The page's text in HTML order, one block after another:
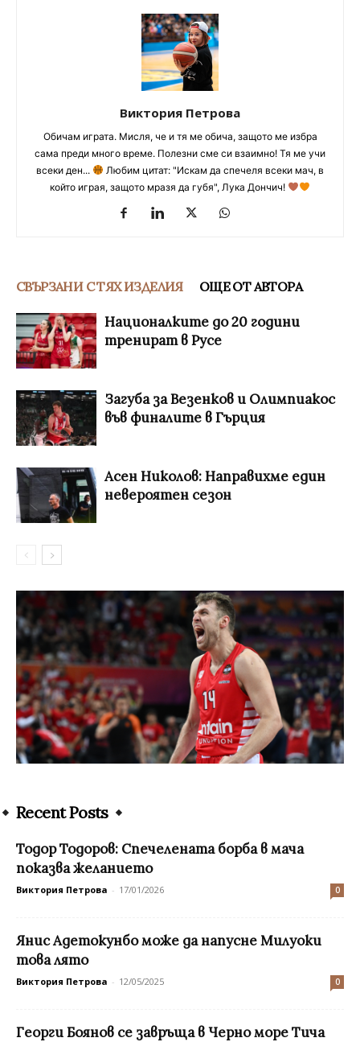
Виктория Петрова
Обичам играта. Мисля, че и тя ме обича, защото ме избра
сама преди много време. Полезни сме си взаимно! Тя ме учи
всеки ден...
Любим цитат: "Искам да спечеля всеки мач, в
който играя, защото мразя да губя", Лука Дончич!
СВЪРЗАНИ С ТЯХ ИЗДЕЛИЯ ОЩЕ ОТ АВТОРА
Националките до 20 години
тренират в Русе
Загуба за Везенков и Олимпиакос
във финалите в Гърция
Асен Николов: Направихме един
невероятен сезон
Recent Posts
Тодор Тодоров: Спечелената борба в мача
показва желанието
Виктория Петрова - 17/01/2026 0
Янис Адетокунбо може да напусне Милуоки
това лято
Виктория Петрова - 12/05/2025 0
Георги Боянов се завръща в Черно море Тича